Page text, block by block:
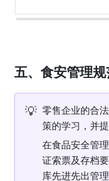
五、食安管理规
💡 零售企业的合
策的学习，并
在食品安全管
证索票及存档
库先进先出管